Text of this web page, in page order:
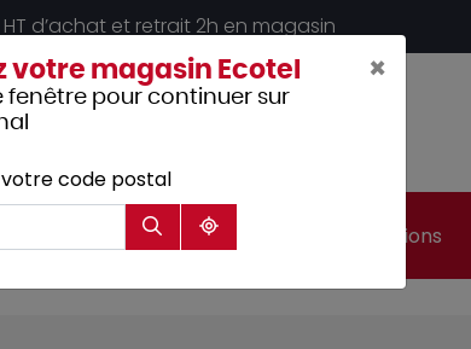
d’achat et retrait 2h en magasin
Hôtellerie Mobilier Promotions
×
votre magasin Ecotel
fenêtre pour continuer sur
votre code postal